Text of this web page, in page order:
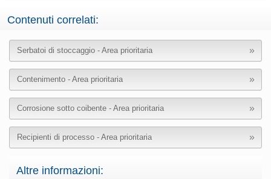
Contenuti correlati:
Serbatoi di stoccaggio - Area prioritaria
Contenimento - Area prioritaria
Corrosione sotto coibente - Area prioritaria
Recipienti di processo - Area prioritaria
Altre informazioni: